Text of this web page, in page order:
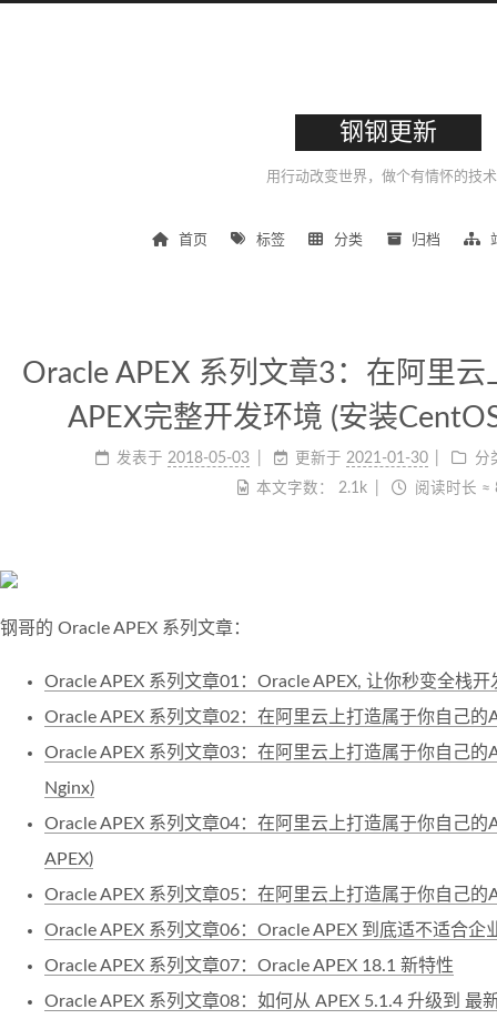
钢钢更新
用行动改变世界，做个有情怀的技
首页 标签 分类 归档
Oracle APEX 系列文章3：在阿里
APEX完整开发环境 (安装
发表于 2018-05-03 更新于 2021-01-30
分
本文字数：
2.1k 阅读时长 ≈
钢哥的 Oracle APEX 系列文章：
Oracle APEX 系列文章01：Oracle APEX, 让你秒变全栈开
Oracle APEX 系列文章02：在阿里云上打造属于你自己的
Oracle APEX 系列文章03：在阿里云上打造属于你自己的
Nginx)
Oracle APEX 系列文章04：在阿里云上打造属于你自己的
APEX)
Oracle APEX 系列文章05：在阿里云上打造属于你自己的
Oracle APEX 系列文章06：Oracle APEX 到底适不适合企
Oracle APEX 系列文章07：Oracle APEX 18.1 新特性
Oracle APEX 系列文章08：如何从 APEX 5.1.4 升级到 最